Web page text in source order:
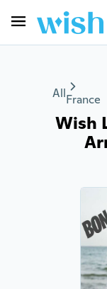
AllFrance
Wish